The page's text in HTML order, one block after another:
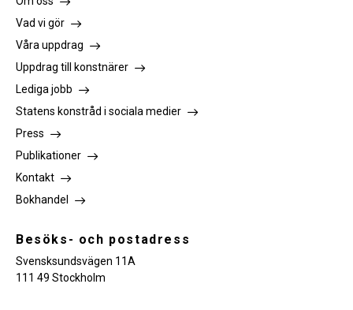
Vad vi gör
Våra uppdrag
Uppdrag till konstnärer
Lediga jobb
Statens konstråd i sociala medier
Press
Publikationer
Kontakt
Bokhandel
Besöks- och postadress
Svensksundsvägen 11A
111 49 Stockholm